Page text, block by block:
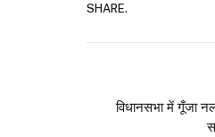
SHARE.
विधानसभा में गूँजा